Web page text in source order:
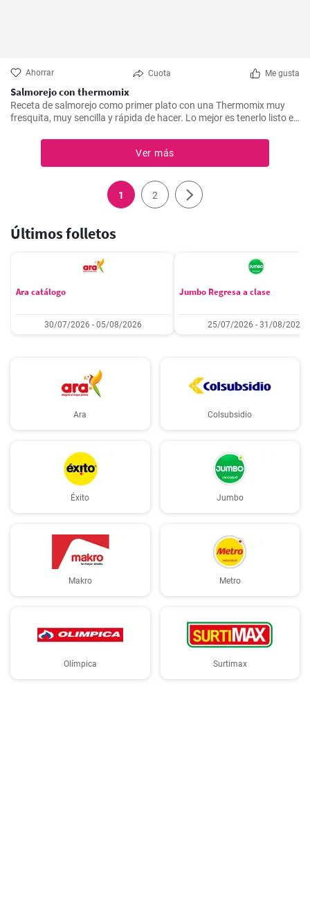
Ahorrar Cuota Me gusta
Salmorejo con thermomix
Receta de salmorejo como primer plato con una Thermomix muy
fresquita, muy sencilla y rápida de hacer. Lo mejor es tenerlo listo en
Ver más
1 2
Últimos folletos
Ara catálogo
30/07/2026 - 05/08/2026
Jumbo Regresa a clase
25/07/2026 - 31/08/2026
Ara Colsubsidio
Éxito Jumbo
Makro Metro
Olímpica Surtimax